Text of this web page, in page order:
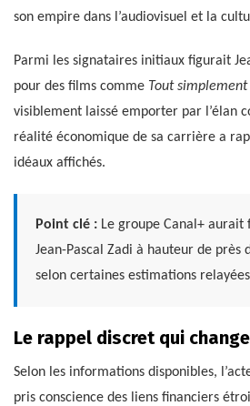
son empire dans l’audiovisuel et la
Parmi les signataires initiaux figurait
pour des films comme Tout
visiblement laissé emporter par l’élan
réalité économique de sa carrière a
idéaux affichés.
Point clé : Le groupe Canal+ aurait
Jean-Pascal Zadi à hauteur de près
selon certaines estimations
Le rappel discret qui
Selon les informations disponibles,
pris conscience des liens financiers